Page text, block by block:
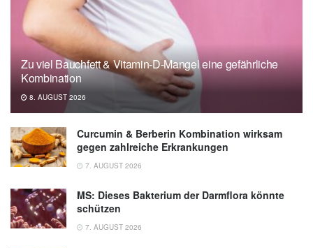
Zu viel Bauchfett & Vitamin-D-Mangel eine gefährliche
Kombination
8. AUGUST 2026
Curcumin & Berberin Kombination wirksam
gegen zahlreiche Erkrankungen
7. AUGUST 2026
MS: Dieses Bakterium der Darmflora könnte
schützen
7. AUGUST 2026